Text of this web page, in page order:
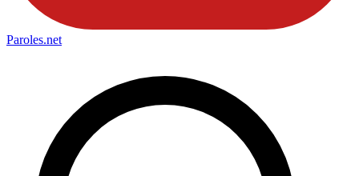
Paroles.net